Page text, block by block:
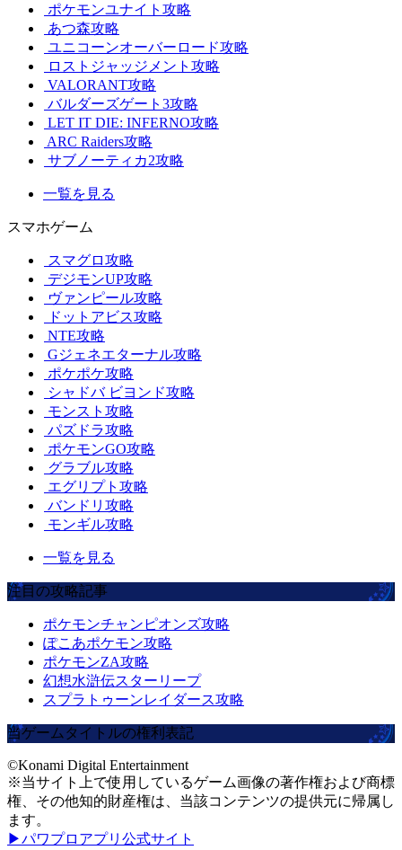
ポケモンユナイト攻略
あつ森攻略
ユニコーンオーバーロード攻略
ロストジャッジメント攻略
VALORANT攻略
バルダーズゲート3攻略
LET IT DIE: INFERNO攻略
ARC Raiders攻略
サブノーティカ2攻略
一覧を見る
スマホゲーム
スマグロ攻略
デジモンUP攻略
ヴァンピール攻略
ドットアビス攻略
NTE攻略
Gジェネエターナル攻略
ポケポケ攻略
シャドバ ビヨンド攻略
モンスト攻略
パズドラ攻略
ポケモンGO攻略
グラブル攻略
エグリプト攻略
バンドリ攻略
モンギル攻略
一覧を見る
注目の攻略記事
ポケモンチャンピオンズ攻略
ぽこあポケモン攻略
ポケモンZA攻略
幻想水滸伝スターリープ
スプラトゥーンレイダース攻略
当ゲームタイトルの権利表記
©Konami Digital Entertainment
※当サイト上で使用しているゲーム画像の著作権および商標
権、その他知的財産権は、当該コンテンツの提供元に帰属し
ます。
▶パワプロアプリ公式サイト